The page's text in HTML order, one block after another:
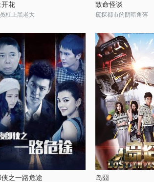
开花
杠上黑老大
致命怪谈
窥探都市的阴暗角落
之一路危途 岛囧